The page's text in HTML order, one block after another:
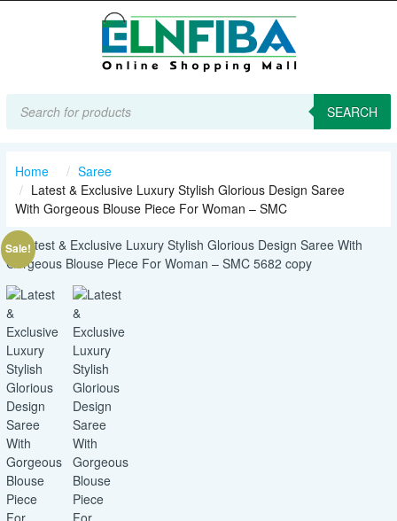
search SEARCH
Home
Saree
Latest & Exclusive Luxury Stylish Glorious Design Saree
With Gorgeous Blouse Piece For Woman – SMC
Sale!